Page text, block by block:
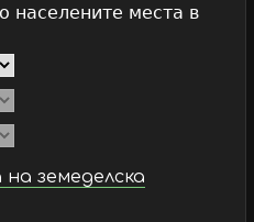
населените места в
земеделска